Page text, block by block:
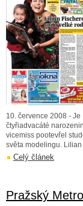
10. července 2008 -
čtyřiadvacáté
vicemiss pootevřel
světa modelingu.
Celý článek
Pražský